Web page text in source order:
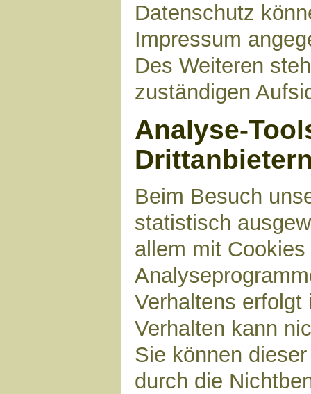
Datenschutz
Impressum
Des Weiteren
zuständigen
Analyse-
Beim Besuch
statistisch
allem mit
Verhaltens
Verhalten kann
Sie können
durch die